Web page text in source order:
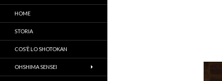
HOME
STORIA
COS’È LO SHOTOKAN
OHSHIMA SENSEI